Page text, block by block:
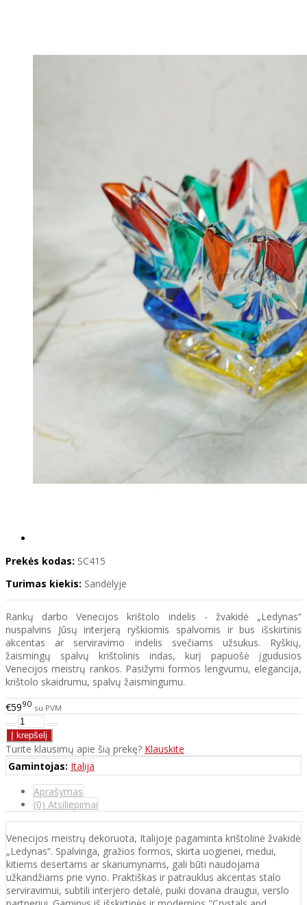
Prekės kodas: SC415
Turimas kiekis: Sandėlyje
Rankų darbo Venecijos krištolo indelis - žvakidė „Ledynas“
nuspalvins Jūsų interjerą ryškiomis spalvomis ir bus išskirtinis
akcentas ar serviravimo indelis svečiams užsukus. Ryškių,
žaismingų spalvų krištolinis indas, kurį papuošė įgudusios
Venecijos meistrų rankos. Pasižymi formos lengvumu, elegancija,
krištolo skaidrumu, spalvų žaismingumu.
€5990 su PVM
Turite klausimų apie šią prekę? Klauskite
Gamintojas: Italija
Aprašymas
(0) Atsiliepimai
Venecijos meistrų dekoruota, Italijoje pagaminta krištolinė žvakidė
„Ledynas“. Spalvinga, gražios formos, skirta uogienei, medui,
kitiems desertams ar skanumynams, gali būti naudojama
užkandžiams prie vyno. Praktiškas ir patrauklus akcentas stalo
serviravimui, subtili interjero detalė, puiki dovana draugui, verslo